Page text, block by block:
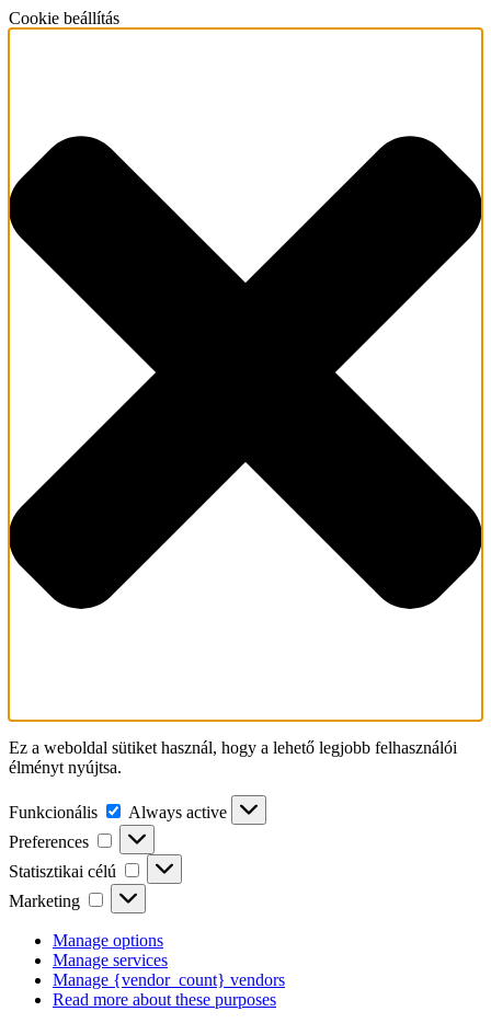
Cookie beállítás
Ez a weboldal sütiket használ, hogy a lehető legjobb felhasználói
élményt nyújtsa.
Funkcionális Funkcionális
Always active
Preferences
Preferences
Statisztikai célú
Statisztikai
célú
Marketing
Marketing
Manage options
Manage services
Manage {vendor_count} vendors
Read more about these purposes